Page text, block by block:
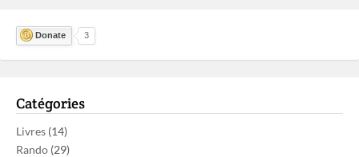
Donate 3
Catégories
Livres (14)
Rando (29)